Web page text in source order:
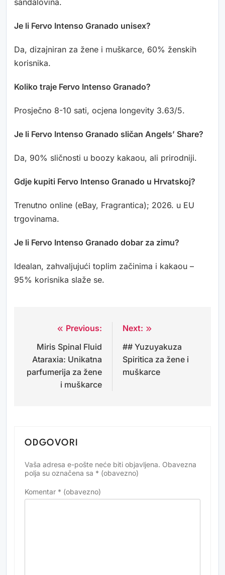
Je li Fervo Intenso Granado unisex?
Da, dizajniran za žene i muškarce, 60% ženskih
korisnika.
Koliko traje Fervo Intenso Granado?
Prosječno 8-10 sati, ocjena longevity 3.63/5.
Je li Fervo Intenso Granado sličan Angels’ Share?
Da, 90% sličnosti u boozy kakaou, ali prirodniji.
Gdje kupiti Fervo Intenso Granado u Hrvatskoj?
Trenutno online (eBay, Fragrantica); 2026. u EU
trgovinama.
Je li Fervo Intenso Granado dobar za zimu?
Idealan, zahvaljujući toplim začinima i kakaou –
95% korisnika slaže se.
Navigacija
objava
Previous:
Miris Spinal Fluid
Ataraxia: Unikatna
parfumerija za žene
i muškarce
Next:
## Yuzuyakuza
Spiritica za žene i
muškarce
ODGOVORI
Vaša adresa e-pošte neće biti objavljena. Obavezna
polja su označena sa * (obavezno)
Komentar * (obavezno)
Alternative: